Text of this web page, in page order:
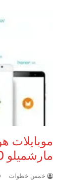
موبايلات
مارشميلو 6.0 وطريقة التحديث
خمس خطوات